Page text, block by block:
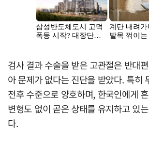
검사 결과 수술을 받은 고관절은 반대
아 문제가 없다는 진단을 받았다. 특히
전후 수준으로 양호하며, 한국인에게
변형도 없이 곧은 상태를 유지하고 있
다.